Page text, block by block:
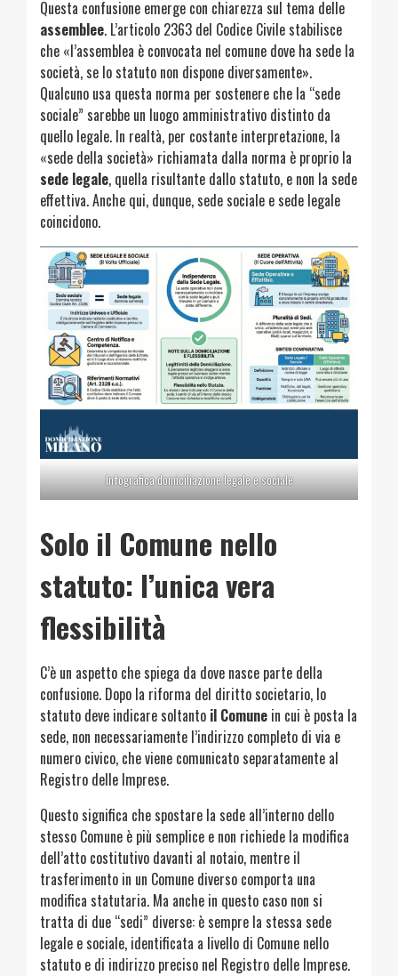
Questa confusione emerge con chiarezza sul tema delle
assemblee. L’articolo 2363 del Codice Civile stabilisce
che «l’assemblea è convocata nel comune dove ha sede la
società, se lo statuto non dispone diversamente».
Qualcuno usa questa norma per sostenere che la “sede
sociale” sarebbe un luogo amministrativo distinto da
quello legale. In realtà, per costante interpretazione, la
«sede della società» richiamata dalla norma è proprio la
sede legale, quella risultante dallo statuto, e non la sede
effettiva. Anche qui, dunque, sede sociale e sede legale
coincidono.
Infografica domiciliazione legale e sociale
Solo il Comune nello
statuto: l’unica vera
flessibilità
C’è un aspetto che spiega da dove nasce parte della
confusione. Dopo la riforma del diritto societario, lo
statuto deve indicare soltanto il Comune in cui è posta la
sede, non necessariamente l’indirizzo completo di via e
numero civico, che viene comunicato separatamente al
Registro delle Imprese.
Questo significa che spostare la sede all’interno dello
stesso Comune è più semplice e non richiede la modifica
dell’atto costitutivo davanti al notaio, mentre il
trasferimento in un Comune diverso comporta una
modifica statutaria. Ma anche in questo caso non si
tratta di due “sedi” diverse: è sempre la stessa sede
legale e sociale, identificata a livello di Comune nello
statuto e di indirizzo preciso nel Registro delle Imprese.